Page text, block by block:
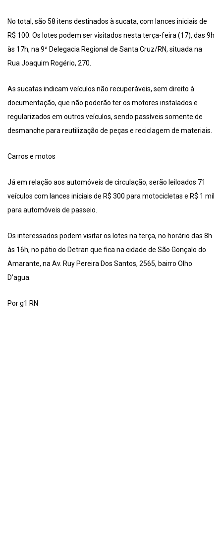
No total, são 58 itens destinados à sucata, com lances iniciais de
R$ 100. Os lotes podem ser visitados nesta terça-feira (17), das 9h
às 17h, na 9ª Delegacia Regional de Santa Cruz/RN, situada na
Rua Joaquim Rogério, 270.
As sucatas indicam veículos não recuperáveis, sem direito à
documentação, que não poderão ter os motores instalados e
regularizados em outros veículos, sendo passíveis somente de
desmanche para reutilização de peças e reciclagem de materiais.
Carros e motos
Já em relação aos automóveis de circulação, serão leiloados 71
veículos com lances iniciais de R$ 300 para motocicletas e R$ 1 mil
para automóveis de passeio.
Os interessados podem visitar os lotes na terça, no horário das 8h
às 16h, no pátio do Detran que fica na cidade de São Gonçalo do
Amarante, na Av. Ruy Pereira Dos Santos, 2565, bairro Olho
D’agua.
Por g1 RN